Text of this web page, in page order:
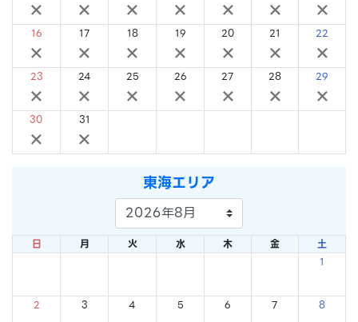
× × × × × × ×
16
×
17
×
18
×
19
×
20
×
21
×
22
×
23
×
24
×
25
×
26
×
27
×
28
×
29
×
30
×
31
×
東海エリア
日 月 火 水 木 金
土
1
2 3 4 5 6 7 8